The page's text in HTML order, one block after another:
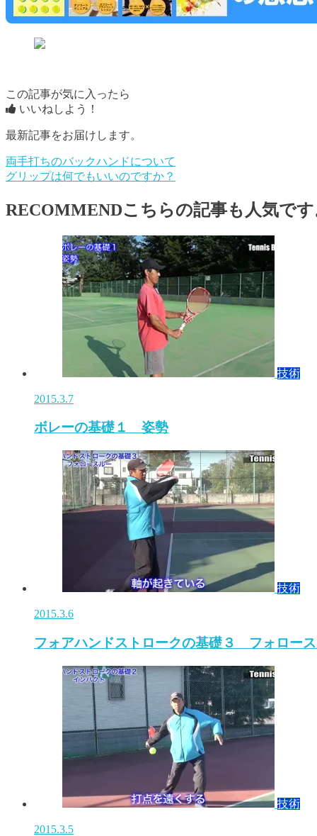
この記事が気に入ったら
いいねしよう！
最新記事をお届けします。
両手打ちのバックハンドについて
グリップは何でもいいのですか？
RECOMMENDこちらの記事も人気で
技術
2015.3.7
ボレーの基礎１ 姿勢
技術
2015.3.6
フォアハンドストロークの基礎３ フォロー
技術
2015.3.5